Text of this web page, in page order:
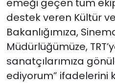
destek veren Kültür
Bakanlığımıza,
Müdürlüğümüze,
sanatçılarımıza
ediyorum” ifadelerini